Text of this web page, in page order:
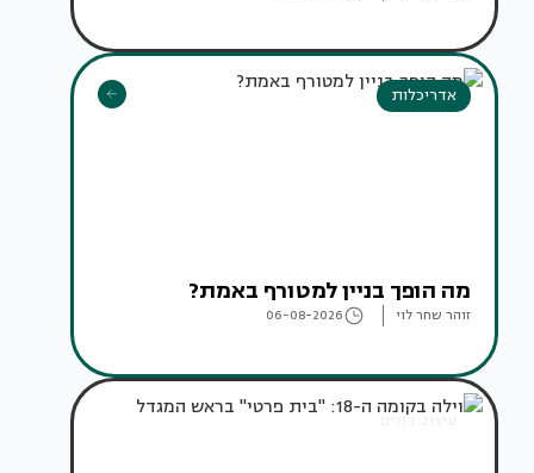
אדריכלות
מה הופך בניין למטורף באמת?
זוהר שחר לוי 06-08-2026
עיצוב בתים